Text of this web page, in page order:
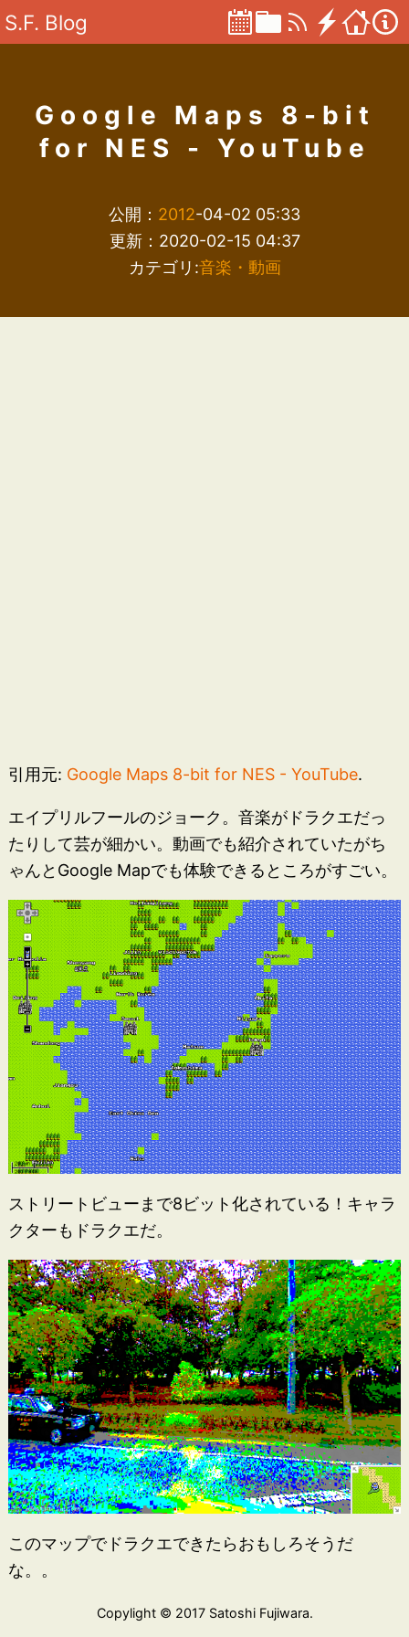
S.F. Blog
Google Maps 8-bit
for NES - YouTube
公開： 2012-04-02 05:33
更新：2020-02-15 04:37
カテゴリ:音楽・動画
引用元: Google Maps 8-bit for NES - YouTube.
エイプリルフールのジョーク。音楽がドラクエだっ
たりして芸が細かい。動画でも紹介されていたがち
ゃんとGoogle Mapでも体験できるところがすごい。
ストリートビューまで8ビット化されている！キャラ
クターもドラクエだ。
このマップでドラクエできたらおもしろそうだ
な。。
Copylight © 2017 Satoshi Fujiwara.